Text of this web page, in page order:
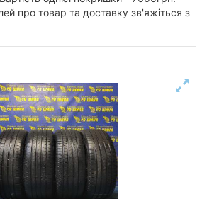
про товар та доставку зв'яжіться з